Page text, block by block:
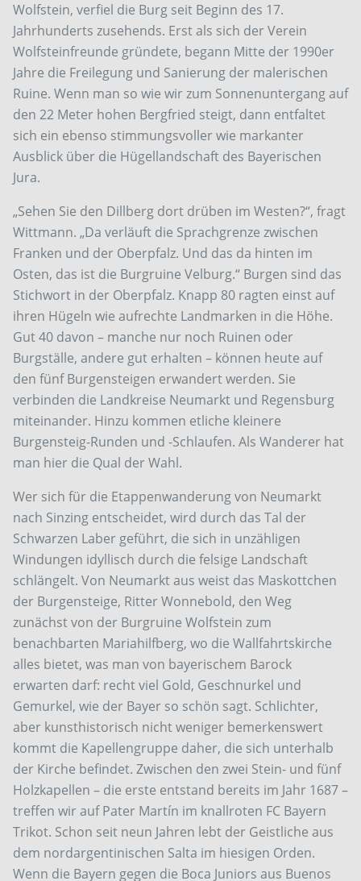
Wolfstein, verfiel die Burg seit Beginn des 17.
Jahrhunderts zusehends. Erst als sich der Verein
Wolfsteinfreunde gründete, begann Mitte der 1990er
Jahre die Freilegung und Sanierung der malerischen
Ruine. Wenn man so wie wir zum Sonnenuntergang auf
den 22 Meter hohen Bergfried steigt, dann entfaltet
sich ein ebenso stimmungsvoller wie markanter
Ausblick über die Hügellandschaft des Bayerischen
Jura.
„Sehen Sie den Dillberg dort drüben im Westen?“, fragt
Wittmann. „Da verläuft die Sprachgrenze zwischen
Franken und der Oberpfalz. Und das da hinten im
Osten, das ist die Burgruine Velburg.“ Burgen sind das
Stichwort in der Oberpfalz. Knapp 80 ragten einst auf
ihren Hügeln wie aufrechte Landmarken in die Höhe.
Gut 40 davon – manche nur noch Ruinen oder
Burgställe, andere gut erhalten – können heute auf
den fünf Burgensteigen erwandert werden. Sie
verbinden die Landkreise Neumarkt und Regensburg
miteinander. Hinzu kommen etliche kleinere
Burgensteig-Runden und -Schlaufen. Als Wanderer hat
man hier die Qual der Wahl.
Wer sich für die Etappenwanderung von Neumarkt
nach Sinzing entscheidet, wird durch das Tal der
Schwarzen Laber geführt, die sich in unzähligen
Windungen idyllisch durch die felsige Landschaft
schlängelt. Von Neumarkt aus weist das Maskottchen
der Burgensteige, Ritter Wonnebold, den Weg
zunächst von der Burgruine Wolfstein zum
benachbarten Mariahilfberg, wo die Wallfahrtskirche
alles bietet, was man von bayerischem Barock
erwarten darf: recht viel Gold, Geschnurkel und
Gemurkel, wie der Bayer so schön sagt. Schlichter,
aber kunsthistorisch nicht weniger bemerkenswert
kommt die Kapellengruppe daher, die sich unterhalb
der Kirche befindet. Zwischen den zwei Stein- und fünf
Holzkapellen – die erste entstand bereits im Jahr 1687 –
treffen wir auf Pater Martín im knallroten FC Bayern
Trikot. Schon seit neun Jahren lebt der Geistliche aus
dem nordargentinischen Salta im hiesigen Orden.
Wenn die Bayern gegen die Boca Juniors aus Buenos